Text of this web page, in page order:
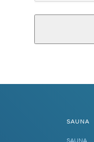
SAUNA
SAUNA